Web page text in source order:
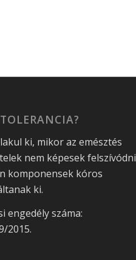
ki, mikor az emésztés
nem képesek felszívódni
komponensek kóros
ki.
engedély száma:
2015.